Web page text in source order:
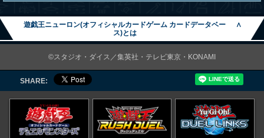
遊戯王ニューロン(オフィシャルカードゲーム カードデータベー
ス)とは
∧
©スタジオ・ダイス／集英社・テレビ東京・KONAMI
SHARE: